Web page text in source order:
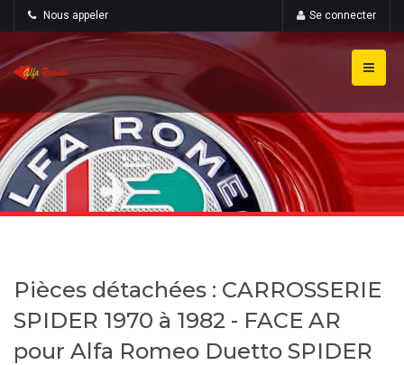
Nous appeler Se connecter
Pièces détachées : CARROSSERIE
SPIDER 1970 à 1982 - FACE AR
pour Alfa Romeo Duetto SPIDER